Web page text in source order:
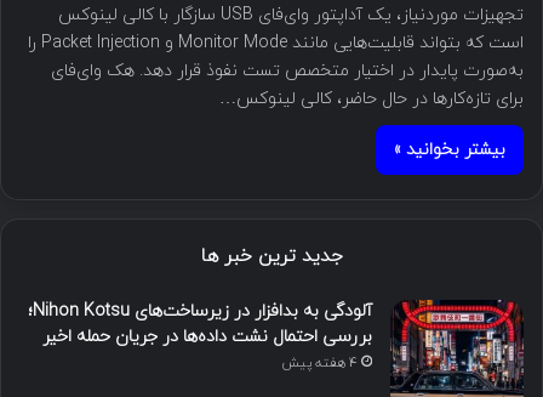
تجهیزات موردنیاز، یک آداپتور وای‌فای USB سازگار با کالی لینوکس
است که بتواند قابلیت‌هایی مانند Monitor Mode و Packet Injection را
به‌صورت پایدار در اختیار متخصص تست نفوذ قرار دهد. هک وای‌فای
برای تازه‌کارها در حال حاضر، کالی لینوکس…
بیشتر بخوانید »
جدید ترین خبر ها
آلودگی به بدافزار در زیرساخت‌های Nihon Kotsu؛
بررسی احتمال نشت داده‌ها در جریان حمله اخیر
4 هفته پیش